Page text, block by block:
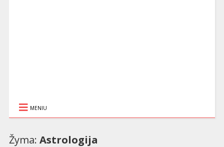
MENIU
Žyma: Astrologija